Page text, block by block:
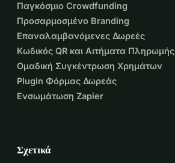
Παγκόσμιο Crowdfunding
Προσαρμοσμένο Branding
Επαναλαμβανόμενες Δωρεές
Κωδικός QR και Αιτήματα Πληρωμής
Ομαδική Συγκέντρωση Χρημάτων
Plugin Φόρμας Δωρεάς
Ενσωμάτωση Zapier
Σχετικά